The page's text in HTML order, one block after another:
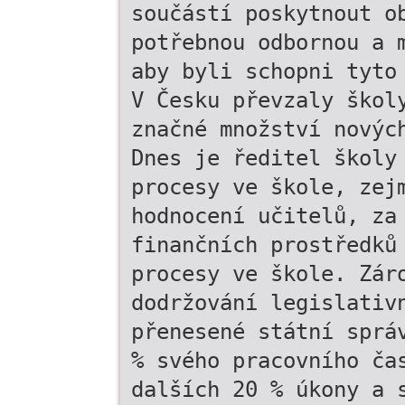
součástí poskytnout
potřebnou odbornou a
aby byli schopni
V Česku převzaly
značné množství
Dnes je ředitel školy
procesy ve škole,
hodnocení učitelů,
finančních
procesy ve škole.
dodržování
přenesené státní
% svého pracovního
dalších 20 % úkony a